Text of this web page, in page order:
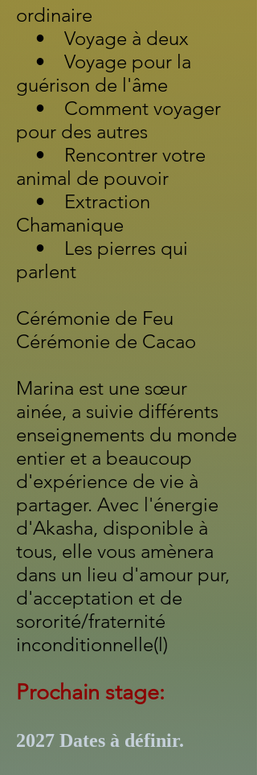
ordinaire
• Voyage à deux
• Voyage pour la
guérison de l'âme
• Comment voyager
pour des autres
• Rencontrer votre
animal de pouvoir
• Extraction
Chamanique
• Les pierres qui
parlent
Cérémonie de Feu
Cérémonie de Cacao
Marina est une sœur
ainée, a suivie différents
enseignements du monde
entier et a beaucoup
d'expérience de vie à
partager. Avec l'énergie
d'Akasha, disponible à
tous, elle vous amènera
dans un lieu d'amour pur,
d'acceptation et de
sororité/fraternité
inconditionnelle(l)
Prochain stage:
2027​ Dates à définir.